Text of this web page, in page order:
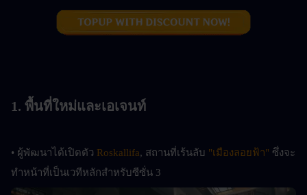
1. พื้นที่ใหม่และเอเจนท์
• ผู้พัฒนาได้เปิดตัว Roskallifa, สถานที่เร้นลับ "เมืองลอยฟ้า" ซึ่งจะ
ทำหน้าที่เป็นเวทีหลักสำหรับซีซั่น 3